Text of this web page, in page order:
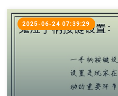
2025-06-24 07:39:29